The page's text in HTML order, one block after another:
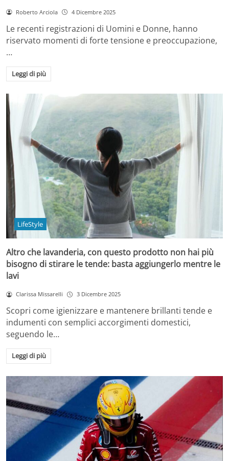
Roberto Arciola 4 Dicembre 2025
Le recenti registrazioni di Uomini e Donne, hanno
riservato momenti di forte tensione e preoccupazione,
…
Leggi di più
LifeStyle
Altro che lavanderia, con questo prodotto non hai più
bisogno di stirare le tende: basta aggiungerlo mentre le
lavi
Clarissa Missarelli 3 Dicembre 2025
Scopri come igienizzare e mantenere brillanti tende e
indumenti con semplici accorgimenti domestici,
seguendo le…
Leggi di più